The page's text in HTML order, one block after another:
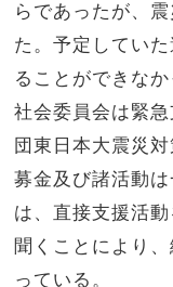
らであったが、
た。予定してい
ることができなか
社会委員会は緊
団東日本大震災
募金及び諸活動
は、直接支援活
聞くことにより
っている。